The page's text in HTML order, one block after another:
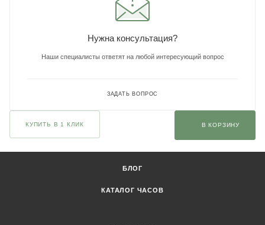
Нужна консультация?
Наши специалисты ответят на любой интересующий вопрос
ЗАДАТЬ ВОПРОС
КУПИТЬ В 1 КЛИК В КОРЗИНУ
БЛОГ
КАТАЛОГ ЧАСОВ